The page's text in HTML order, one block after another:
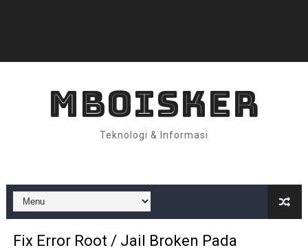
MBOISKER
Teknologi & Informasi
Fix Error Root / Jail Broken Pada